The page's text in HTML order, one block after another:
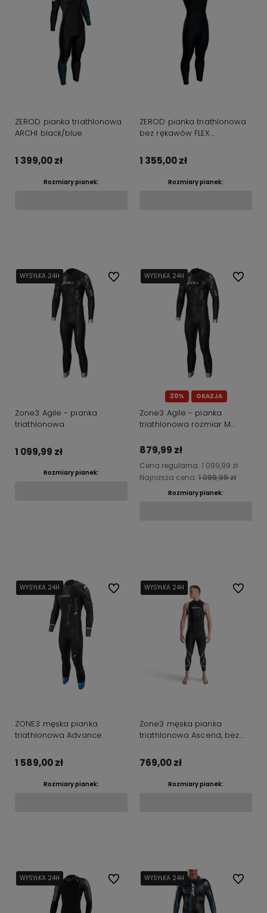
ZEROD pianka triathlonowa
ARCHI black/blue
1 399,00 zł
Rozmiary pianek:
ZEROD pianka triathlonowa
bez rękawów FLEX
1 355,00 zł
Rozmiary pianek:
WYSYŁKA 24H
WYSYŁKA 24H
WYSYŁKA 24H
Zone3 Agile - pianka
triathlonowa
1 099,99 zł
Rozmiary pianek:
Do ulubionych
20% OKAZJA
WYSYŁKA 24H
WYSYŁKA 24H
WYSYŁKA 24H
Zone3 Agile - pianka
triathlonowa rozmiar M
879,99 zł
Cena regularna: 1 099,99 zł
Najniższa cena: 1 099,99 zł
Rozmiary pianek:
Do
WYSYŁKA 24H
WYSYŁKA 24H
WYSYŁKA 24H
WYSYŁKA 24H
ZONE3 męska pianka
triathlonowa Advance
1 589,00 zł
Rozmiary pianek:
Do ulubionychWYSYŁKA 24H
WYSYŁKA 24H
WYSYŁKA 24H
WYSYŁKA 24H
Zone3 męska pianka
triathlonowa Ascend, bez
769,00 zł
Rozmiary pianek:
Do
WYSYŁKA 24H
WYSYŁKA 24H
WYSYŁKA 24H
WYSYŁKA 24H Do ulubionychWYSYŁKA 24H
WYSYŁKA 24H
WYSYŁKA 24H
WYSYŁKA 24H Do